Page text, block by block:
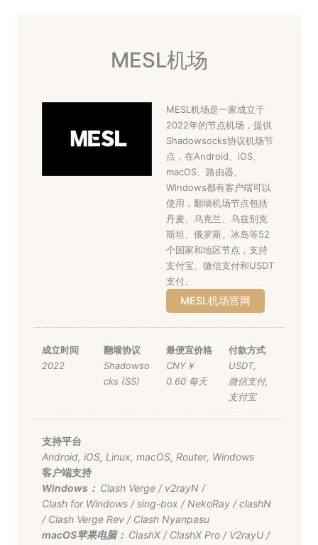
MESL机场
MESL机场是一家成立于
2022年的节点机场，提供
Shadowsocks协议机场节
点，在Android、iOS、
macOS、路由器、
Windows都有客户端可以
使用，翻墙机场节点包括
丹麦、乌克兰、乌兹别克
斯坦、俄罗斯、冰岛等52
个国家和地区节点，支持
支付宝、微信支付和USDT
支付。
MESL机场官网
成立时间
2022
翻墙协议
Shadowso
cks (SS)
最便宜价格
CNY￥
0.60 每天
付款方式
USDT,
微信支付,
支付宝
支持平台
Android, iOS, Linux, macOS, Router, Windows
客户端支持
Windows： Clash Verge/ v2rayN/
Clash for Windows/sing-box/ NekoRay/clashN
/ Clash Verge Rev/ Clash Nyanpasu
macOS苹果电脑： ClashX/ ClashX Pro/ V2rayU/